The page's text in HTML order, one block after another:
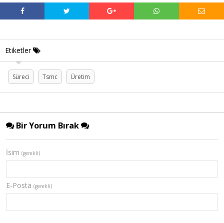
Etiketler
Süreci Tsmc Üretim
Bir Yorum Bırak
İsim (gerekli)
E-Posta (gerekli)